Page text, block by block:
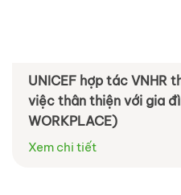
UNICEF hợp tác VNHR
việc thân thiện với gia
WORKPLACE)
Xem chi tiết